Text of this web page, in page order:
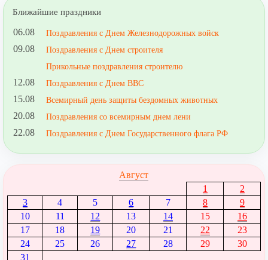
Ближайшие праздники
06.08 Поздравления с Днем Железнодорожных войск
09.08
Поздравления с Днем строителя
Прикольные поздравления строителю
12.08 Поздравления с Днем ВВС
15.08 Всемирный день защиты бездомных животных
20.08 Поздравления со всемирным днем лени
22.08 Поздравления с Днем Государственного флага РФ
Август
1
2
3
4 5 6 7 8
9
10
11 12 13 14 15
16
17
18 19 20 21 22
23
24
25 26 27 28 29
30
31